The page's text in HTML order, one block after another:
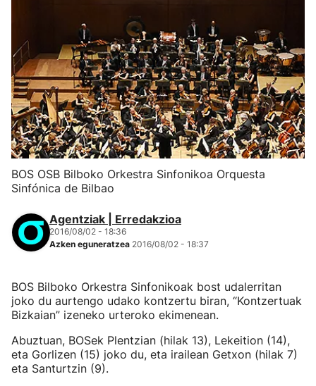
BOS OSB Bilboko Orkestra Sinfonikoa Orquesta
Sinfónica de Bilbao
Agentziak | Erredakzioa
2016/08/02 - 18:36
Azken eguneratzea 2016/08/02 - 18:37
BOS Bilboko Orkestra Sinfonikoak bost udalerritan
joko du aurtengo udako kontzertu biran, “Kontzertuak
Bizkaian” izeneko urteroko ekimenean.
Abuztuan, BOSek Plentzian (hilak 13), Lekeition (14),
eta Gorlizen (15) joko du, eta irailean Getxon (hilak 7)
eta Santurtzin (9).